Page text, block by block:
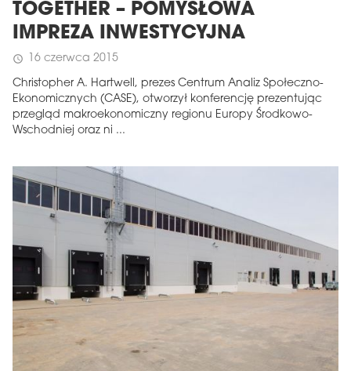
TOGETHER – POMYSŁOWA
IMPREZA INWESTYCYJNA
schedule 16 czerwca 2015
Christopher A. Hartwell, prezes Centrum Analiz Społeczno-
Ekonomicznych (CASE), otworzył konferencję prezentując
przegląd makroekonomiczny regionu Europy Środkowo-
Wschodniej oraz ni ...